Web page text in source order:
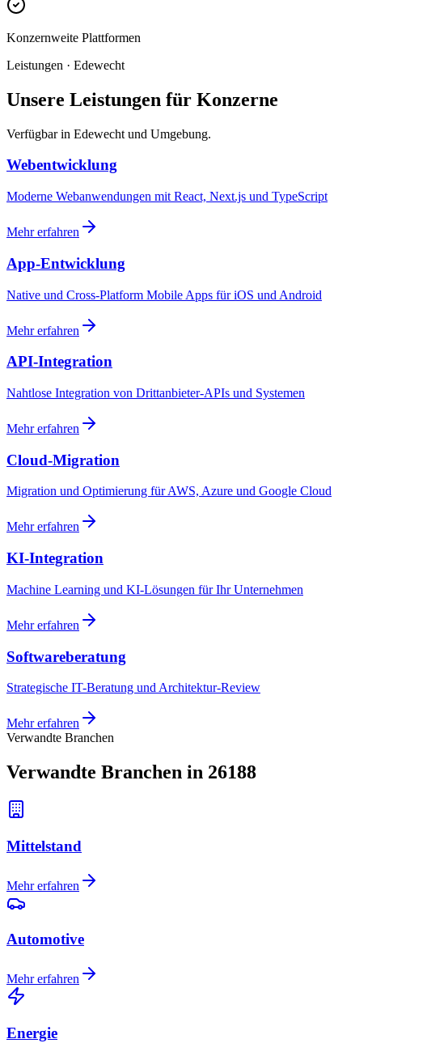
Konzernweite Plattformen
Leistungen · Edewecht
Unsere Leistungen für Konzerne
Verfügbar in Edewecht und Umgebung.
Webentwicklung
Moderne Webanwendungen mit React, Next.js und TypeScript
Mehr erfahren
App-Entwicklung
Native und Cross-Platform Mobile Apps für iOS und Android
Mehr erfahren
API-Integration
Nahtlose Integration von Drittanbieter-APIs und Systemen
Mehr erfahren
Cloud-Migration
Migration und Optimierung für AWS, Azure und Google Cloud
Mehr erfahren
KI-Integration
Machine Learning und KI-Lösungen für Ihr Unternehmen
Mehr erfahren
Softwareberatung
Strategische IT-Beratung und Architektur-Review
Mehr erfahren
Verwandte Branchen
Verwandte Branchen in 26188
Mittelstand
Mehr erfahren
Automotive
Mehr erfahren
Energie